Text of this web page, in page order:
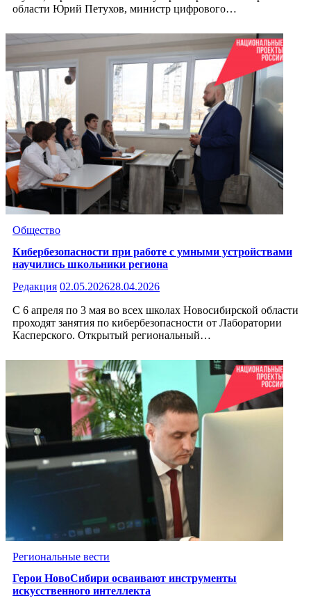
области Юрий Петухов, министр цифрового…
Общество
Кибербезопасности при работе с умными устройствами
научились школьники региона
Редакция 02.05.202628.04.2026
С 6 апреля по 3 мая во всех школах Новосибирской области
проходят занятия по кибербезопасности от Лаборатории
Касперского. Открытый региональный…
Региональные вести
Герои НовоСибири осваивают инструменты
искусственного интеллекта